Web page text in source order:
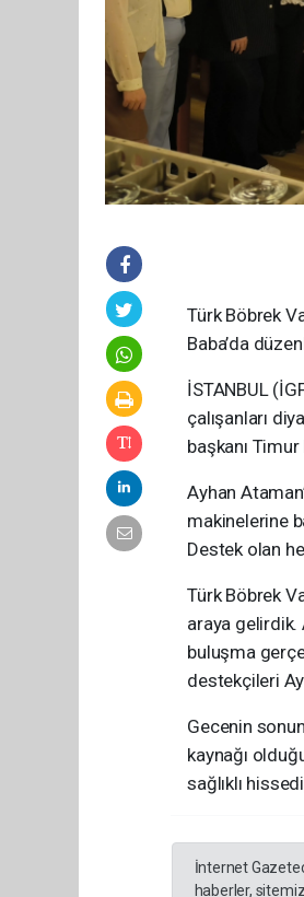
Türk Böbrek
Baba’da
İSTANBUL
çalışanları
başkanı
Ayhan
makinelerine
Destek olan
Türk Böbrek
araya gelirdik.
buluşma
destekçileri
Gecenin
kaynağı
sağlıklı
İnternet
haberler,